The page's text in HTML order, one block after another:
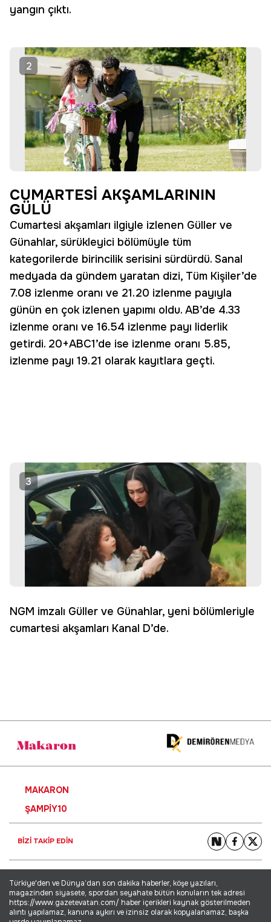
yangın çıktı.
2
CUMARTESİ AKŞAMLARININ
GÜLÜ
Cumartesi akşamları ilgiyle izlenen Güller ve
Günahlar, sürükleyici bölümüyle tüm
kategorilerde birincilik serisini sürdürdü. Sanal
medyada da gündem yaratan dizi, Tüm Kişiler’de
7.08 izlenme oranı ve 21.20 izlenme payıyla
günün en çok izlenen yapımı oldu. AB’de 4.33
izlenme oranı ve 16.54 izlenme payı liderlik
getirdi. 20+ABC1’de ise izlenme oranı 5.85,
izlenme payı 19.21 olarak kayıtlara geçti.
3
NGM imzalı Güller ve Günahlar, yeni bölümleriyle
cumartesi akşamları Kanal D’de.
MAKARON
ŞAMPIY10
BİZİ TAKİP EDİN
Türkiye'den ve Dünya’dan son dakika haberler, köşe yazıları,
magazinden siyasete, spordan seyahate bütün konuların tek adresi
https://www.gazetevatan.com/ haber içerikleri kaynak gösterilmeden
alıntı yapılamaz, kanuna aykırı ve izinsiz olarak kopyalanamaz, başka